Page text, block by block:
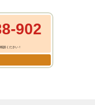
902
談ください！